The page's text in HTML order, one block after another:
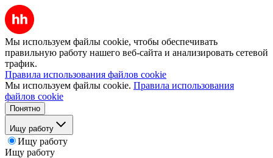
Мы используем файлы cookie, чтобы обеспечивать
правильную работу нашего веб-сайта и анализировать сетевой
трафик.
Правила использования файлов cookie
Мы используем файлы cookie. Правила использования
файлов cookie
Понятно
Ищу работу
Ищу работу
Ищу работу